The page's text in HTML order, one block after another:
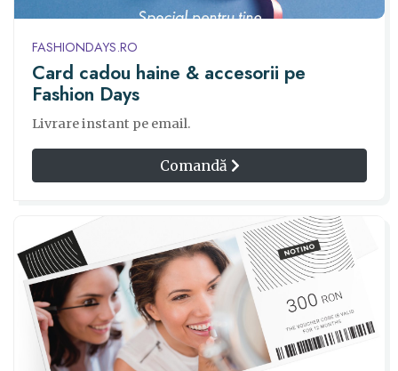
FASHIONDAYS.RO
Card cadou haine & accesorii pe
Fashion Days
Livrare instant pe email.
Comandă